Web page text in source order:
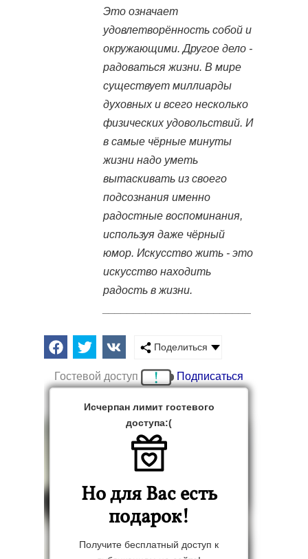
Это означает
удовлетворённость собой и
окружающими. Другое дело -
радоваться жизни. В мире
существует миллиарды
духовных и всего несколько
физических удовольствий. И
в самые чёрные минуты
жизни надо уметь
вытаскивать из своего
подсознания именно
радостные воспоминания,
используя даже чёрный
юмор. Искусство жить - это
искусство находить
радость в жизни.
Поделиться
Гостевой доступ Подписаться
Исчерпан лимит гостевого
доступа:(
Но для Вас есть
подарок!
Получите бесплатный доступ к